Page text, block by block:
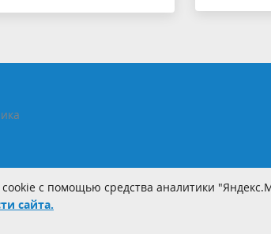
с помощью средства аналитики
сайта.